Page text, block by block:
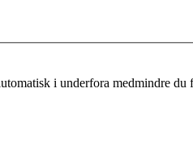
i underfora medmindre